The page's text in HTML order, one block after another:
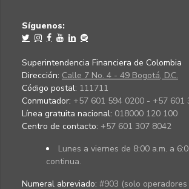
Síguenos:
Superintendencia Financiera de Colombia
Dirección: Calle 7 No. 4 - 49 Bogotá, D.C.
Código postal: 111711
Conmutador: +57 601 594 0200 - +57 601
Línea gratuita nacional: 018000 120 100
Centro de contacto: +57 601 307 8042
Lunes a viernes de 8:00 a.m. a
continua.
Numeral abreviado: #903 (solo